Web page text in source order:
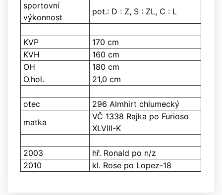
sportovní
výkonnost
pot.: D : Z, S : ZL, C : L
KVP
170 cm
KVH
160 cm
OH
180 cm
O.hol.
21,0 cm
otec
296 Almhirt chlumecký
matka
VČ 1338 Rajka po Furioso
XLVIII-K
2003
hř. Ronald po n/z
2010
kl. Rose po Lopez-18